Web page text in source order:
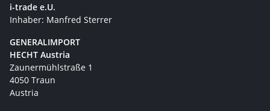
i-trade e.U.
Inhaber: Manfred Sterrer
GENERALIMPORT
HECHT Austria
Zaunermühlstraße 1
4050 Traun
Austria